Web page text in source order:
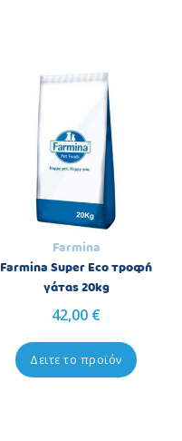
Farmina
Farmina Super Eco τροφή
γάτας 20kg
42,00 €
Δειτε το προϊόν